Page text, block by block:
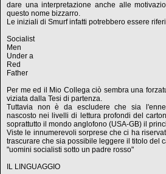
dare una interpretazione anche alle
questo nome bizzarro.
Le iniziali di Smurf infatti potrebbero essere
Socialist
Men
Under a
Red
Father
Per me ed il Mio Collega ciò sembra una
viziata dalla Tesi di partenza.
Tuttavia non è da escludere che sia
nascosto nei livelli di lettura profondi del
soprattutto il mondo anglofono (USA-GB) il
Viste le innumerevoli sorprese che ci ha
trascurare che sia possibile leggere il titolo del
"uomini socialisti sotto un padre rosso"
IL LINGUAGGIO